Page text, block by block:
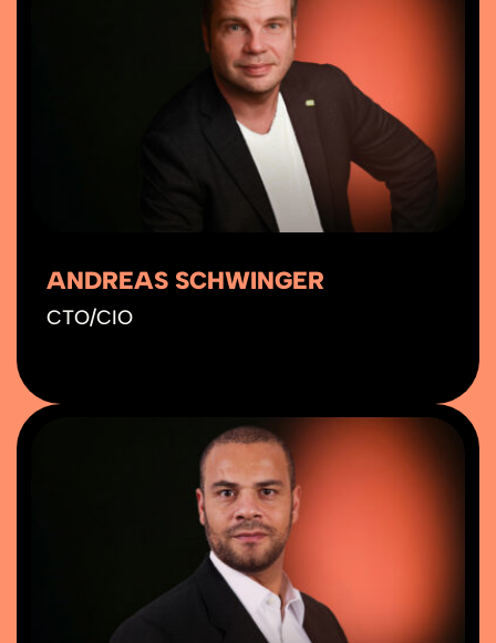
ANDREAS SCHWINGER
CTO/CIO